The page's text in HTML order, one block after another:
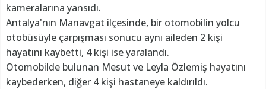
kameralarına yansıdı.
Antalya'nın Manavgat ilçesinde, bir otomobilin yolcu
otobüsüyle çarpışması sonucu aynı aileden 2 kişi
hayatını kaybetti, 4 kişi ise yaralandı.
Otomobilde bulunan Mesut ve Leyla Özlemiş hayatını
kaybederken, diğer 4 kişi hastaneye kaldırıldı.